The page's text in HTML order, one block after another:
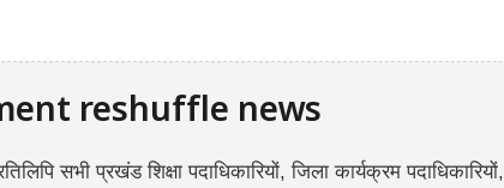
reshuffle news
सभी प्रखंड शिक्षा पदाधिकारियों, जिला कार्यक्रम पदाधिकारियों,